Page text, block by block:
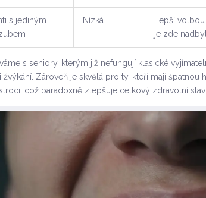
s jediným
Nízká
Lepší
je zde
s seniory, kterým již nefungují klasické
Zároveň je skvělá pro ty, kteří mají
což paradoxně zlepšuje celkový zdravotní stav